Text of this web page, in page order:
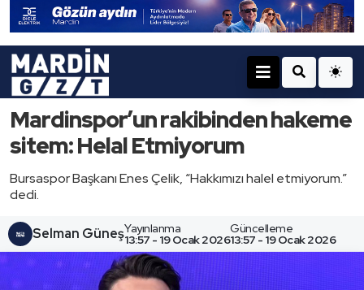
Mardinspor’un rakibinden hakeme
sitem: Helal Etmiyorum
Bursaspor Başkanı Enes Çelik, “Hakkımızı halel etmiyorum.”
dedi.
Selman GüneşYayınlanma
13:57 - 19 Ocak 2026
Güncelleme
13:57 - 19 Ocak 2026